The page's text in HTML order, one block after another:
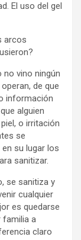
El uso del gel
arcos
no vino ningún
de que
información
alguien
o irritación
se
su lugar los
sanitizar.
se sanitiza y
cualquier
es quedarse
familia a
claro